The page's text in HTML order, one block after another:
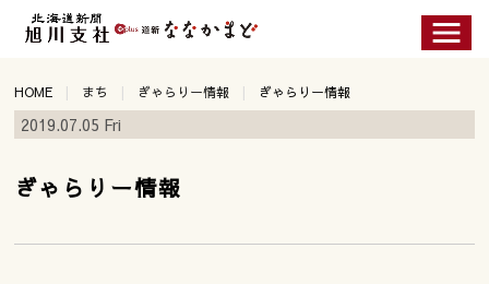
HOME まち ぎゃらりー情報 ぎゃらりー情報
2019.07.05 Fri
ぎゃらりー情報